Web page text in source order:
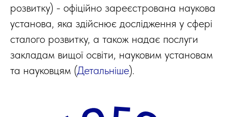
розвитку) - офіційно зареєстрована наукова
установа, яка здійснює дослідження у сфері
сталого розвитку, а також надає послуги
закладам вищої освіти, науковим установам
та науковцям (Детальніше).